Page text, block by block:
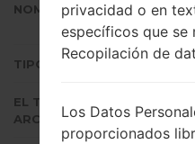
NOMBRE DE ARCHIVO
TIPO DE FIRMWARE
EL TAMAÑO DEL
ARCHIVO
privacidad o en
específicos que se
Recopilación de
Los Datos
proporcionados